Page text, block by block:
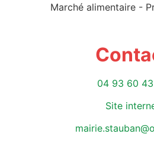
Marché alimentaire -
04 93 60
Site